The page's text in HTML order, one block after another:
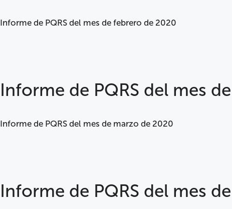
Informe de PQRS del mes de febrero de 2020
Informe de PQRS del mes
Informe de PQRS del mes de marzo de 2020
Informe de PQRS del mes